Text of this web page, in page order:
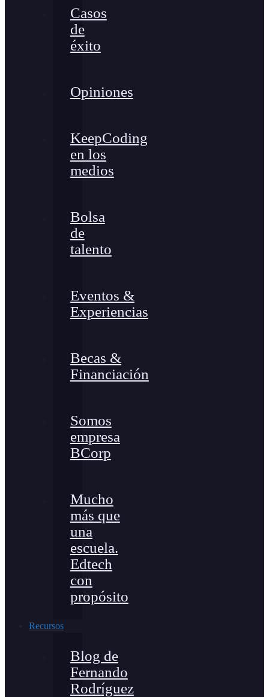
Casos
de
éxito
Opiniones
KeepCoding
en los
medios
Bolsa
de
talento
Eventos &
Experiencias
Becas &
Financiación
Somos
empresa
BCorp
Mucho
más que
una
escuela.
Edtech
con
propósito
Recursos
Blog de
Fernando
Rodríguez